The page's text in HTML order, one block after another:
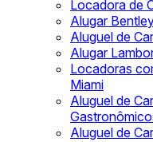
Locadora de
Alugar
Aluguel de
Alugar
Locadoras
Miami
Aluguel de
Aluguel de